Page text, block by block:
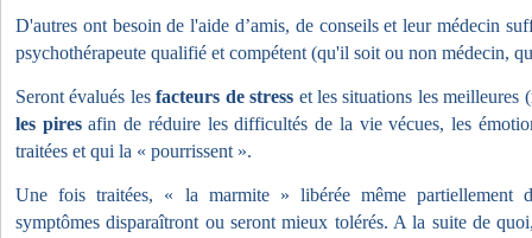
D'autres ont besoin de l'aide d’amis, de conseils et leur médecin
psychothérapeute qualifié et compétent (qu'il soit ou non médecin,
Seront évalués lesfacteurs de stress et les situations les meilleures (
les piresafin de réduire les difficultés de la vie vécues, les
traitées et qui la « pourrissent ».
Une fois traitées, « la marmite » libérée même partiellement
symptômes disparaîtront ou seront mieux tolérés. A la suite de